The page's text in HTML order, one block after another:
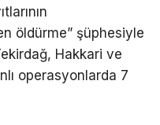
öldürme” şüphesiyle
Hakkari ve
operasyonlarda 7